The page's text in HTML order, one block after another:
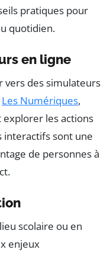
pratiques pour
quotidien.
en ligne
vers des simulateurs
Les Numériques,
les actions
interactifs sont une
de personnes à
scolaire ou en
enjeux